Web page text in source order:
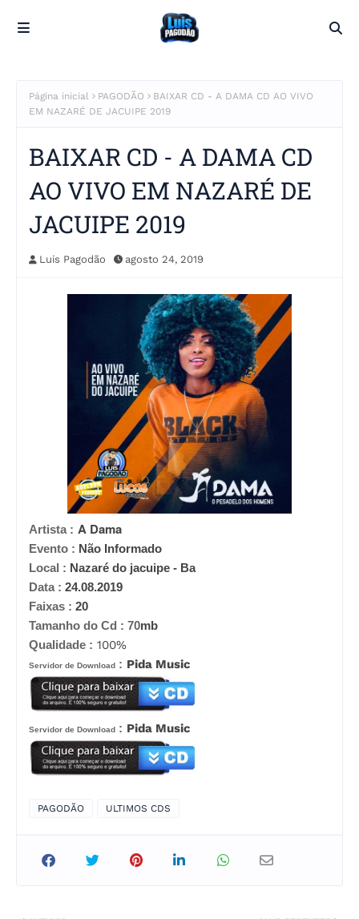
Página inicial PAGODÃO
BAIXAR CD - A DAMA CD AO VIVO
EM NAZARÉ DE JACUIPE 2019
BAIXAR CD - A DAMA CD
AO VIVO EM NAZARÉ DE
JACUIPE 2019
Luis Pagodão agosto 24, 2019
Artista : A Dama
Evento : Não Informado
Local : Nazaré do jacuipe - Ba
Data : 24.08.2019
Faixas : 20
Tamanho do Cd : 70mb
Qualidade : 100%
Servidor de Download : Pida Music
Servidor de Download : Pida Music
PAGODÃO ULTIMOS CDS